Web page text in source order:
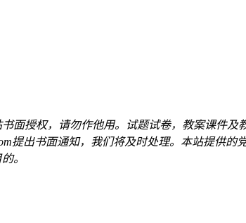
面授权，请勿作他用。试题试卷，教案课件
提出书面通知，我们将及时处理。本站提供
。